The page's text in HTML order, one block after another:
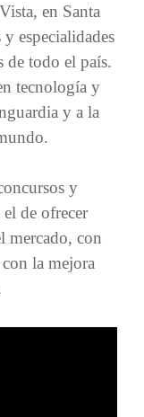
en Santa
especialidades
de todo el país.
tecnología y
y a la
y
de ofrecer
mercado, con
la mejora